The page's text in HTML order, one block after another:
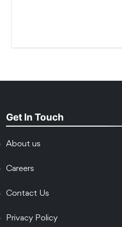
Get In Touch
About us
Careers
Contact Us
Privacy Policy